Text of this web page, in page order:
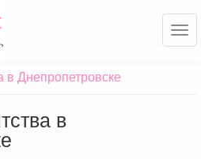
в Днепропетровске
в